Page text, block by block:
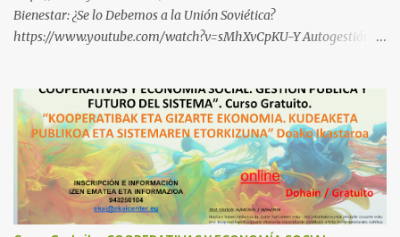
Bienestar: ¿Se lo Debemos a la Unión Soviética?
https://www.youtube.com/watch?v=sMhXvCpKU-Y Autogestión
Industrial https://www.youtube.com/shorts/dGKjgqEvRHk
¿Conoces los nuevos canales de BABESTU? Si quieres hacer algo, o
compartir ideas, para proteger a los niños y adolescentes vascos
frente a abusos y manipulaciones: BABESTUren kanal berriak
ezagutzen dituzu? Euskal haurrak eta nerabeak abusu eta
manipulazioetatik babesteko zerbait egin nahi baduzu, edo ideiak
partekatu nahi badituzu: Telegram :